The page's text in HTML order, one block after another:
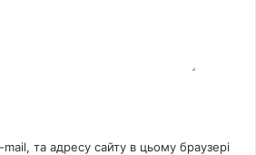
та адресу сайту в цьому браузері